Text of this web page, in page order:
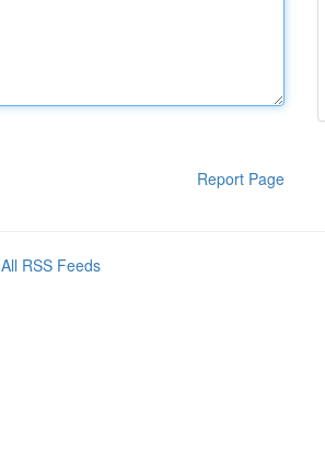
Report Page
All RSS Feeds